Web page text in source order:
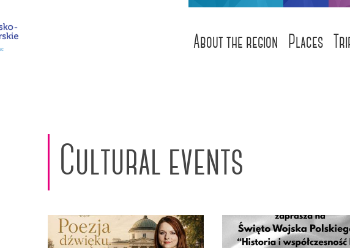
About the region Places
Cultural events